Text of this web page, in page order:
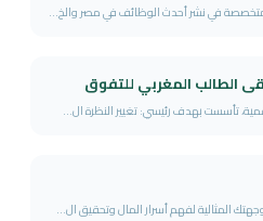
تأسست بهدف رئيسي: تغيير النظرة ال...
المثالية لفهم أسرار المال وتحقيق ال...